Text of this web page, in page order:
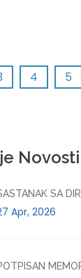
4 5
Novosti
SA
Apr, 2026